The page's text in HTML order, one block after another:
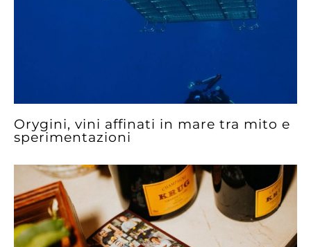
Orygini, vini affinati in mare tra mito e
sperimentazioni